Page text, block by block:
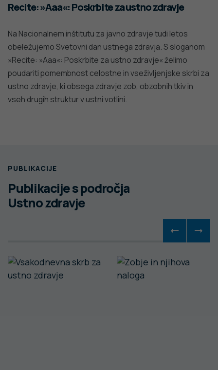
Recite: »Aaa«: Poskrbite za ustno zdravje
Na Nacionalnem inštitutu za javno zdravje tudi letos
obeležujemo Svetovni dan ustnega zdravja. S sloganom
»Recite: »Aaa«: Poskrbite za ustno zdravje« želimo
poudariti pomembnost celostne in vseživljenjske skrbi za
ustno zdravje, ki obsega zdravje zob, obzobnih tkiv in
vseh drugih struktur v ustni votlini.
PUBLIKACIJE
Publikacije s področja
Ustno zdravje